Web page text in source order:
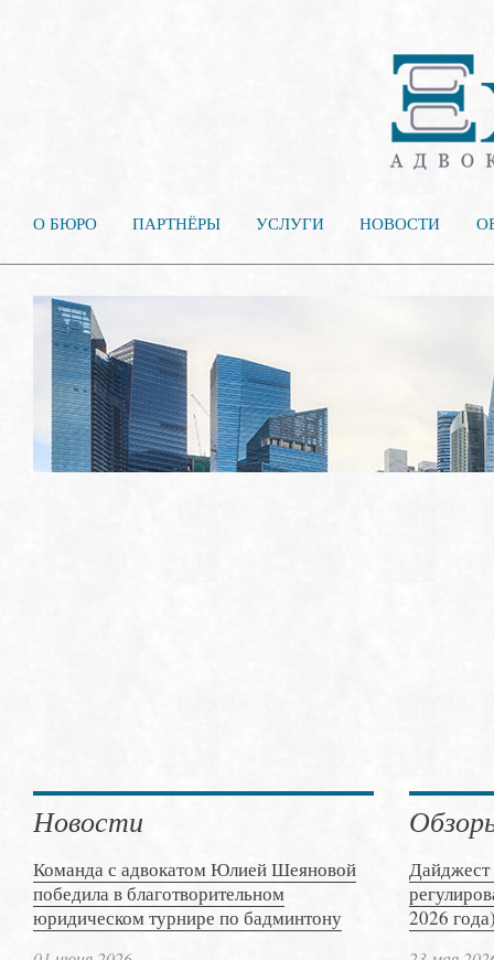
О БЮРО ПАРТНЁРЫ УСЛУГИ НОВОСТИ
Новости
Команда с адвокатом Юлией Шеяновой
победила в благотворительном
юридическом турнире по бадминтону
Дайджест
2026